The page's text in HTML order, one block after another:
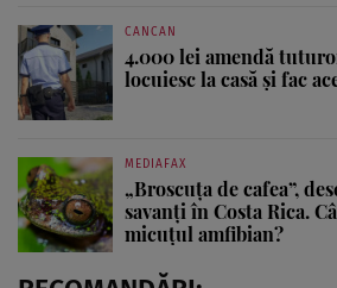
CANCAN
4.000 lei amendă
locuiesc la casă și fac
MEDIAFAX
„Broscuța de cafea”,
savanți în Costa Rica.
micuțul amfibian?